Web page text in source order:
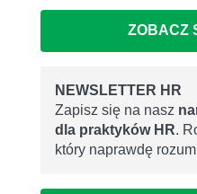
ZOBACZ
NEWSLETTER HR
Zapisz się na nasz
dla praktyków HR.
który naprawdę